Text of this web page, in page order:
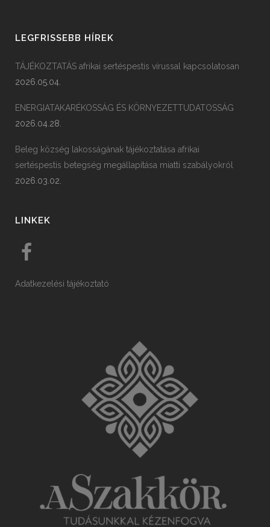
LEGFRISSEBB HÍREK
TÁJÉKOZTATÁS afrikai sertéspestis vírussal kapcsolatosan
2026.05.04.
ENERGIATAKARÉKOSSÁG ÉS KÖRNYEZETTUDATOSSÁG
2026.04.28.
Beleg község lakosságának tájékoztatása afrikai
sertéspestis betegség megállapítása miatti szabályokról
2026.03.02.
LINKEK
Adatkezelési tájékoztató